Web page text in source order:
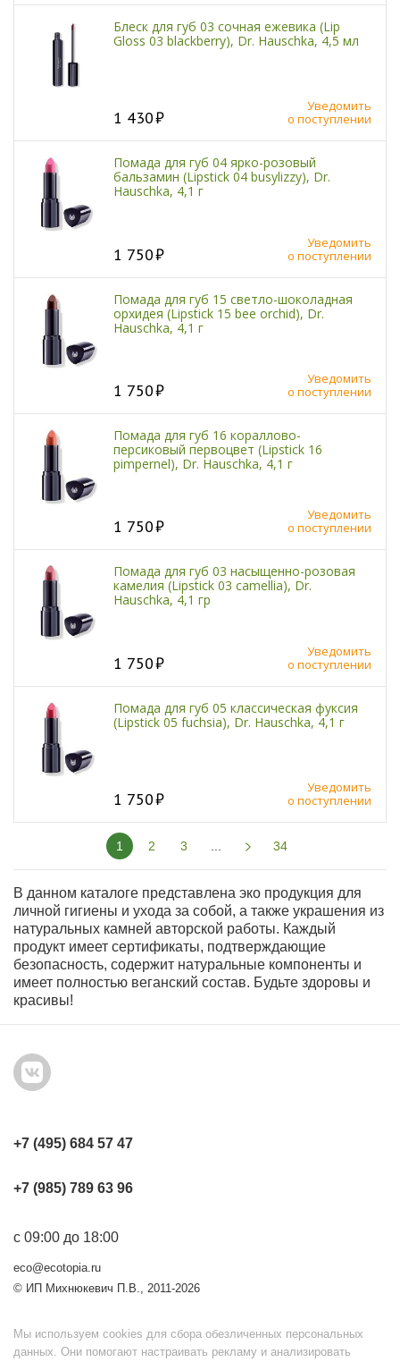
Блеск для губ 03 сочная ежевика (Lip
Gloss 03 blackberry), Dr. Hauschka, 4,5 мл
1 430
Уведомить
о поступлении
Помада для губ 04 ярко-розовый
бальзамин (Lipstick 04 busylizzy), Dr.
Hauschka, 4,1 г
1 750
Уведомить
о поступлении
Помада для губ 15 светло-шоколадная
орхидея (Lipstick 15 bee orchid), Dr.
Hauschka, 4,1 г
1 750
Уведомить
о поступлении
Помада для губ 16 кораллово-
персиковый первоцвет (Lipstick 16
pimpernel), Dr. Hauschka, 4,1 г
1 750
Уведомить
о поступлении
Помада для губ 03 насыщенно-розовая
камелия (Lipstick 03 camellia), Dr.
Hauschka, 4,1 гр
1 750
Уведомить
о поступлении
Помада для губ 05 классическая фуксия
(Lipstick 05 fuchsia), Dr. Hauschka, 4,1 г
1 750
Уведомить
о поступлении
1 2 3 34
В данном каталоге представлена эко продукция для
личной гигиены и ухода за собой, а также украшения из
натуральных камней авторской работы. Каждый
продукт имеет сертификаты, подтверждающие
безопасность, содержит натуральные компоненты и
имеет полностью веганский состав. Будьте здоровы и
красивы!
+7 (495) 684 57 47
+7 (985) 789 63 96
с 09:00 до 18:00
eco@ecotopia.ru
© ИП Михнюкевич П.В., 2011-2026
Мы используем cookies для сбора обезличенных персональных
данных. Они помогают настраивать рекламу и анализировать